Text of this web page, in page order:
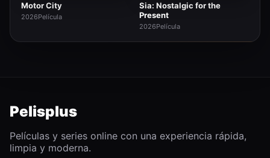
Motor City
2026Película
Sia: Nostalgic for the
Present
2026Película
Pelisplus
Películas y series online con una experiencia rápida,
limpia y moderna.